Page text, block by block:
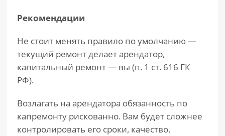
Рекомендации
Не стоит менять правило по умолчанию —
текущий ремонт делает арендатор,
капитальный ремонт — вы (п. 1 ст. 616 ГК
РФ).
Возлагать на арендатора обязанность по
капремонту рискованно. Вам будет сложнее
контролировать его сроки, качество,